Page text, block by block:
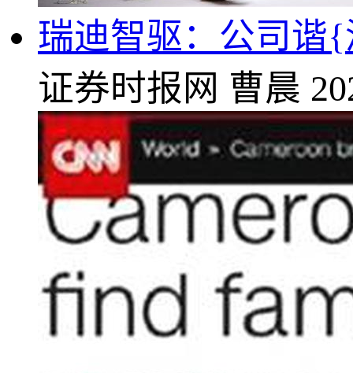
瑞迪智驱：公司谐
证券时报网 曹晨